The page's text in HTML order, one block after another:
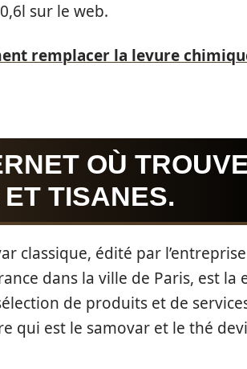
sur le web.
remplacer la levure
OÙ
TISANES.
classique, édité par l’entreprise
dans la ville de Paris, est la
de produits et de
qui est le samovar et le thé